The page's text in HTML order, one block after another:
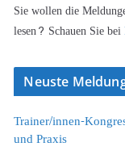
Sie wollen die
lesen? Schauen Sie bei
Neuste
Trainer/innen-
und Praxis